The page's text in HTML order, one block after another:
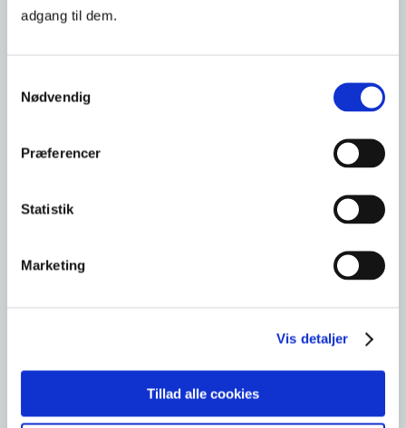
adgang til dem.
Nødvendig
Præferencer
Statistik
Marketing
Vis detaljer
Tillad alle cookies
654 kr.
VARIGHED 3 dage